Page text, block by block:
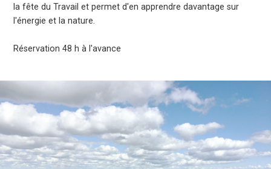
la fête du Travail et permet d'en apprendre davantage sur
l'énergie et la nature.
Réservation 48 h à l'avance